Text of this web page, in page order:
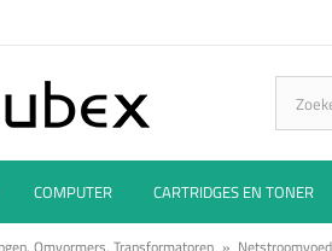
COMPUTER CARTRIDGES EN TONER